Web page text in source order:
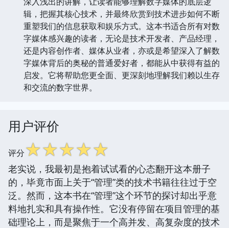
辑，把握其核心技术，并最终欣赏到技术进步如何不断
重塑我们的信息获取和娱乐方式。这本书适合所有对数
字媒体感兴趣的读者，无论是技术开发者、产品经理，
还是内容创作者、媒体从业者，亦或是希望深入了解数
字媒体背后的奥秘的普通爱好者，都能从中获得有益的
启发。它将帮助您更全面、更深刻地理解我们赖以生存
和交流的数字世界。
用户评价
评分☆☆☆☆☆
老实说，我最初是抱着试试看的心态翻开这本册子
的，毕竟市面上关于“管理”类的技术书籍往往过于空
泛。然而，这本书在“管理”这个环节的探讨却出乎意
料地扎实和具有操作性。它没有停留在项目管理的基
础理论上，而是聚焦于一个高并发、高复杂度的技术